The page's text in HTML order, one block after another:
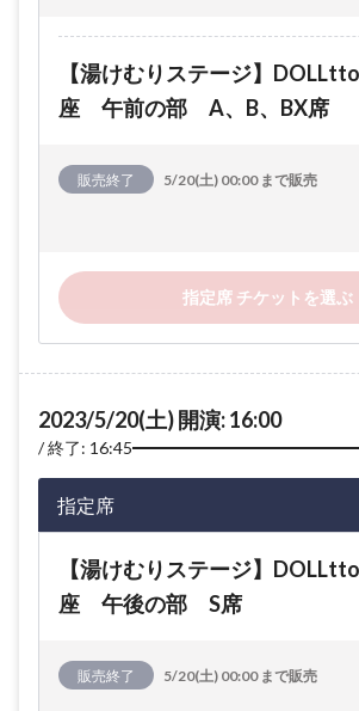
【湯けむりステージ】
座 午前の部 A、B、BX席
販売終了 5/20(土) 00:00 まで販売
指定席 チケットを選ぶ
2023/5/20(土) 開演: 16:00
終了: 16:45
指定席
【湯けむりステージ】
座 午後の部 S席
販売終了 5/20(土) 00:00 まで販売